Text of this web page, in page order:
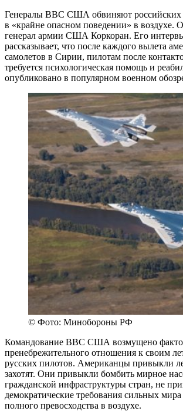
Генералы ВВС США обвиняют российских
в «крайне опасном поведении» в воздухе.
генерал армии США Коркоран. Его
рассказывает, что после каждого вылета
самолетов в Сирии, пилотам после
требуется психологическая помощь и
опубликовано в популярном военном
© Фото: Минобороны РФ
Командование ВВС США возмущено
пренебрежительного отношения к своим
русских пилотов. Американцы привыкли
захотят. Они привыкли бомбить мирное
гражданской инфраструктуры стран, не
демократические требования сильных мира
полного превосходства в воздухе.